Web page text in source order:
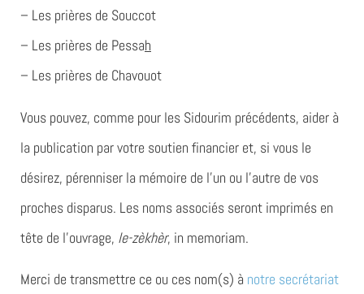
– Les prières de Souccot
– Les prières de Pessah
– Les prières de Chavouot
Vous pouvez, comme pour les Sidourim précédents, aider à
la publication par votre soutien financier et, si vous le
désirez, pérenniser la mémoire de l’un ou l’autre de vos
proches disparus. Les noms associés seront imprimés en
tête de l’ouvrage, le-zèkhèr, in memoriam.
Merci de transmettre ce ou ces nom(s) à notre secrétariat